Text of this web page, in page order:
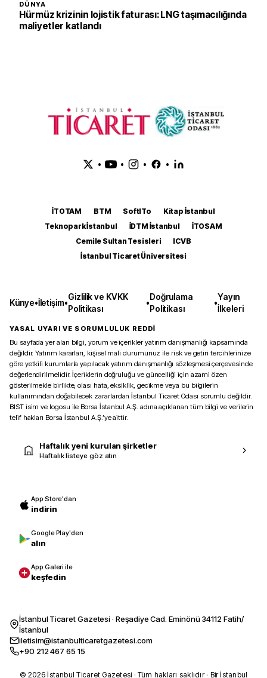
DÜNYA
Hürmüz krizinin lojistik faturası: LNG taşımacılığında
maliyetler katlandı
• • • •
İTOTAM BTM SoftITo
Kitap İstanbul
Teknopark İstanbul
İDTM İstanbul
İTOSAM
Cemile Sultan Tesisleri
ICVB
İstanbul Ticaret Üniversitesi
Künye•İletişim•
Gizlilik ve KVKK
Politikası
•
Doğrulama
Politikası
•
Yayın
İlkeleri
YASAL UYARI VE SORUMLULUK REDDİ
Bu sayfada yer alan bilgi, yorum ve içerikler yatırım danışmanlığı kapsamında
değildir. Yatırım kararları, kişisel mali durumunuz ile risk ve getiri tercihlerinize
göre yetkili kurumlarla yapılacak yatırım danışmanlığı sözleşmesi çerçevesinde
değerlendirilmelidir. İçeriklerin doğruluğu ve güncelliği için azami özen
gösterilmekle birlikte, olası hata, eksiklik, gecikme veya bu bilgilerin
kullanımından doğabilecek zararlardan İstanbul Ticaret Odası sorumlu değildir.
BIST isim ve logosu ile Borsa İstanbul A.Ş. adına açıklanan tüm bilgi ve verilerin
telif hakları Borsa İstanbul A.Ş.’ye aittir.
Haftalık yeni kurulan şirketler
Haftalık listeye göz atın
App Store'dan
indirin
Google Play'den
alın
App Galeri ile
keşfedin
İstanbul Ticaret Gazetesi · Reşadiye Cad. Eminönü 34112 Fatih/
İstanbul
iletisim@istanbulticaretgazetesi.com
+90 212 467 65 15
© 2026 İstanbul Ticaret Gazetesi · Tüm hakları saklıdır · Bir İstanbul